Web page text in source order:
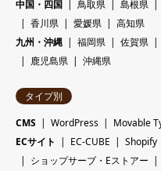
中国・四国
鳥取県 島根県
香川県
愛媛県
高知県
九州・沖縄
福岡県 佐賀県
鹿児島県
沖縄県
タイプ別
CMS
WordPress Movable
ECサイト
EC-CUBE Shopify
ショップサーブ・Eストアー